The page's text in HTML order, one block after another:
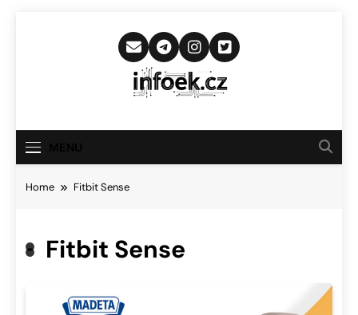
Infoek.cz
Novinkám
Home Fitbit Sense
Fitbit Sense